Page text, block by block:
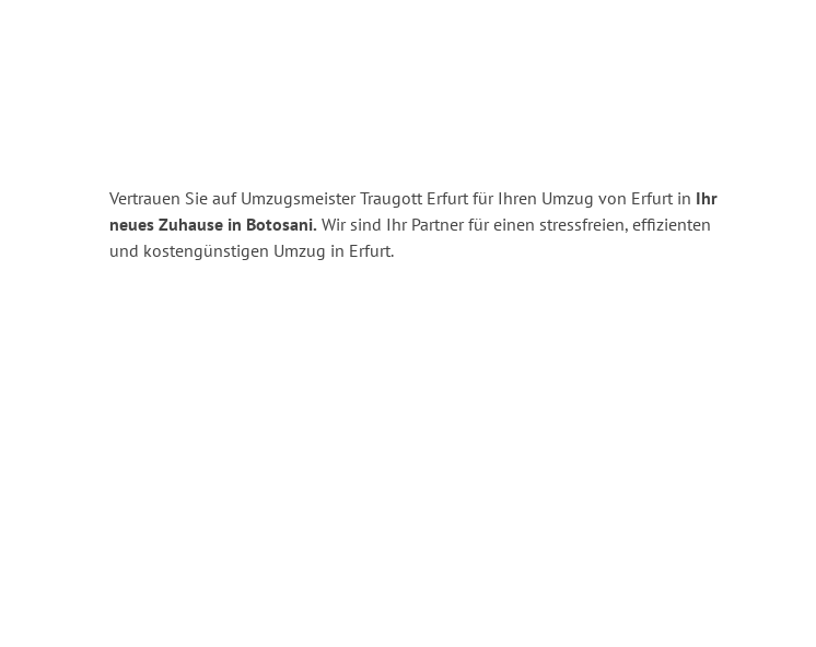
Vertrauen Sie auf Umzugsmeister Traugott Erfurt für Ihren Umzug von Erfurt in Ihr
neues Zuhause in Botosani. Wir sind Ihr Partner für einen stressfreien, effizienten
und kostengünstigen Umzug in Erfurt.